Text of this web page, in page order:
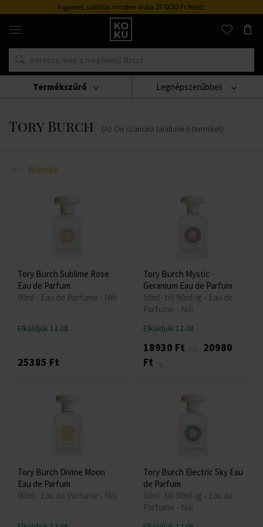
Ingyenes szállítás minden órára 37 000 Ft felett
Eredeti
parfümök
órák
egy
Márkák Tory Burch
Tory Burch (Az Ön számára találtunk 6terméket)
Legnépszerűbbek
Márkák
Termékszűrő
Tory Burch Sublime Rose
Eau de Parfum
90ml - Eau de Parfume - Női
Elküldjük 12.08.
25385 Ft
Tory Burch Mystic
Geranium Eau de Parfum
50ml -tól 90ml-ig - Eau de
Parfume - Női
Elküldjük 12.08.
18930 Ft
20980
Ft
Tory Burch Divine Moon
Eau de Parfum
90ml - Eau de Parfume - Női
Tory Burch Electric Sky Eau
de Parfum
50ml -tól 90ml-ig - Eau de
Parfume - Női